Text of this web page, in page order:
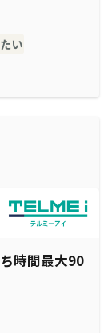
い
時間最大90